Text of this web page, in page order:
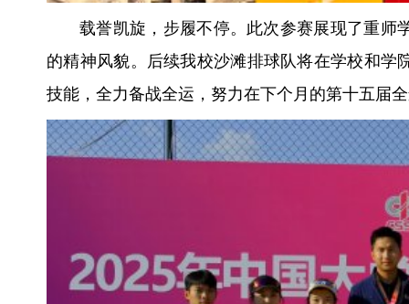
载誉凯旋，步履不停。 此次参赛展现了重师
的精神风貌。后续我校沙滩排球队将在学校和
技能，全力备战全运，努力在下个月的第十五届